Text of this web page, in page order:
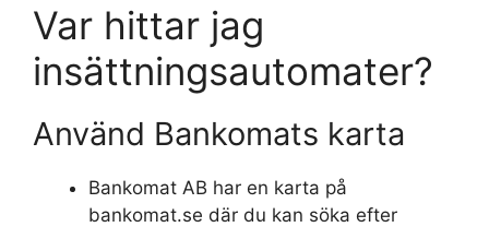
Var hittar jag
insättningsautomater?
Använd Bankomats karta
Bankomat AB har en karta på
bankomat.se där du kan söka efter